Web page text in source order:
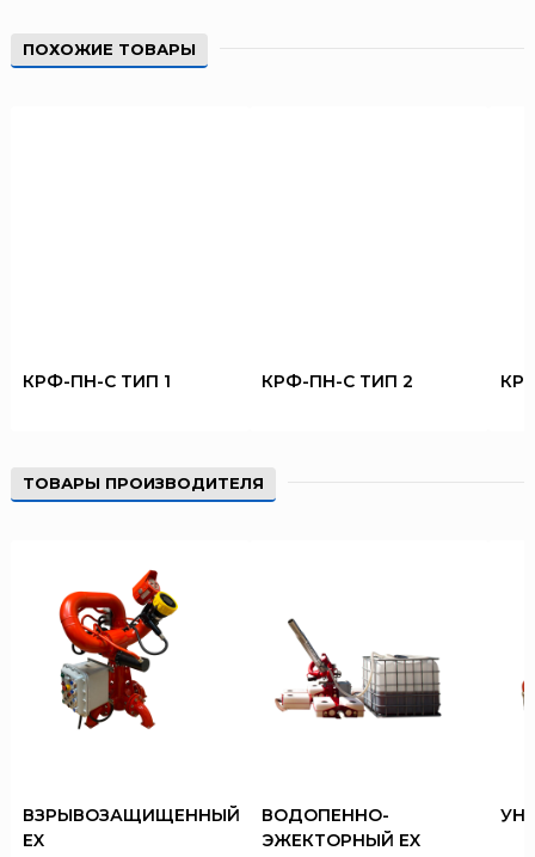
Диапазон+
Ермак
Пожнанотех
Ратоборец
Риэлта
Сибирский Арсенал
ПОХОЖИЕ ТОВАРЫ
КРФ-ПН-С ТИП 1 КРФ-ПН-С ТИП 2
ТОВАРЫ ПРОИЗВОДИТЕЛЯ
ВЗРЫВОЗАЩИЩЕННЫЙ
EX
ВОДОПЕННО-
ЭЖЕКТОРНЫЙ EX